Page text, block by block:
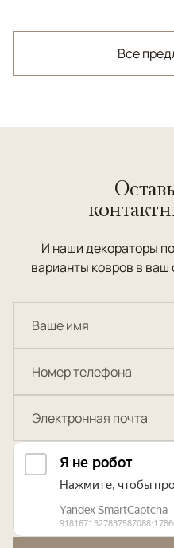
Все
И наши декораторы
варианты ковров в